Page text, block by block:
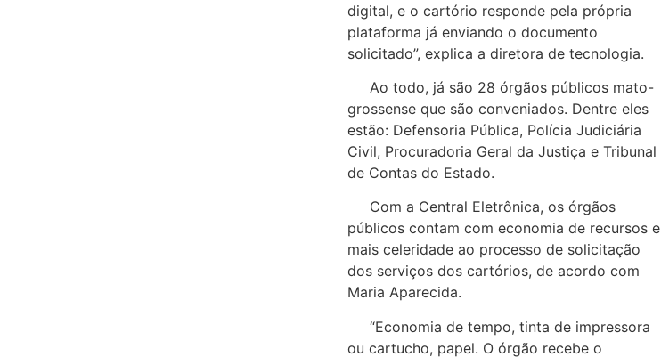
digital, e o cartório responde pela própria
plataforma já enviando o documento
solicitado”, explica a diretora de tecnologia.
Ao todo, já são 28 órgãos públicos mato-
grossense que são conveniados. Dentre eles
estão: Defensoria Pública, Polícia Judiciária
Civil, Procuradoria Geral da Justiça e Tribunal
de Contas do Estado.
Com a Central Eletrônica, os órgãos
públicos contam com economia de recursos e
mais celeridade ao processo de solicitação
dos serviços dos cartórios, de acordo com
Maria Aparecida.
“Economia de tempo, tinta de impressora
ou cartucho, papel. O órgão recebe o